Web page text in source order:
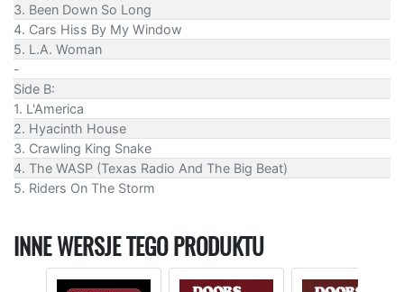
3. Been Down So Long
4. Cars Hiss By My Window
5. L.A. Woman
-
Side B:
1. L'America
2. Hyacinth House
3. Crawling King Snake
4. The WASP (Texas Radio And The Big Beat)
5. Riders On The Storm
INNE WERSJE TEGO PRODUKTU